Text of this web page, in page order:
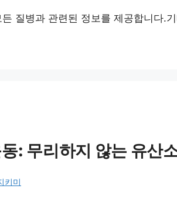
질병과 관련된 정보를 제공합니다.
: 무리하지 않는 유산
키미